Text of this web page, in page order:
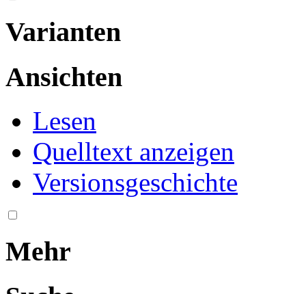
Varianten
Ansichten
Lesen
Quelltext anzeigen
Versionsgeschichte
Mehr